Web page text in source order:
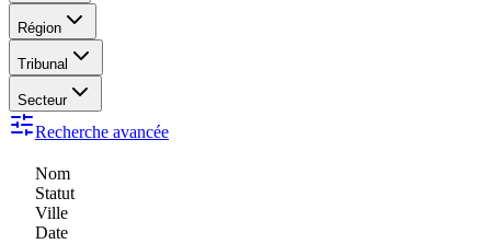
Région
Tribunal
Secteur
Recherche avancée
Nom
Statut
Ville
Date